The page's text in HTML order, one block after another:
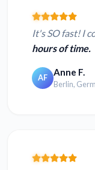
It's SO fast! I
hours of time.
AF Anne F.
Berlin,